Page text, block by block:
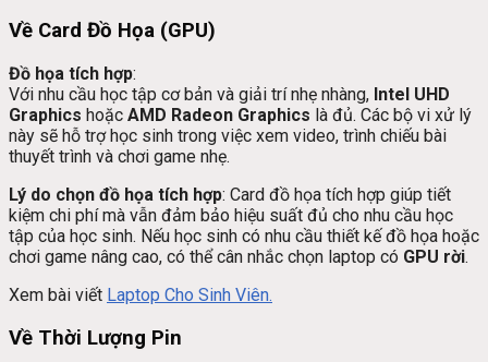
Về Card Đồ Họa (GPU)
Đồ họa tích hợp:
Với nhu cầu học tập cơ bản và giải trí nhẹ nhàng, Intel UHD
Graphics hoặc AMD Radeon Graphics là đủ. Các bộ vi xử lý
này sẽ hỗ trợ học sinh trong việc xem video, trình chiếu bài
thuyết trình và chơi game nhẹ.
Lý do chọn đồ họa tích hợp: Card đồ họa tích hợp giúp tiết
kiệm chi phí mà vẫn đảm bảo hiệu suất đủ cho nhu cầu học
tập của học sinh. Nếu học sinh có nhu cầu thiết kế đồ họa hoặc
chơi game nâng cao, có thể cân nhắc chọn laptop có GPU rời.
Xem bài viết Laptop Cho Sinh Viên.
Về Thời Lượng Pin